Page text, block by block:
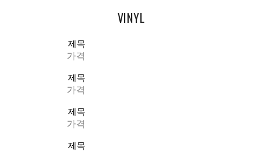
VINYL
제목
가격
제목
가격
제목
가격
제목